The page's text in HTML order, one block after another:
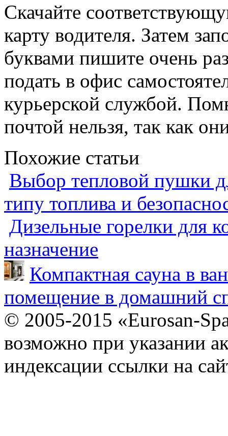
Скачайте
карту водителя. Затем
буквами пишите очень
подать в офис
курьерской службой.
почтой нельзя, так как
Похожие статьи
Выбор тепловой пушки
типу топлива и
Дизельные горелки для
назначение
Компактная сауна в
помещение в домашний
© 2005-2015 «Eurosan-
возможно при указании
индексации ссылки на